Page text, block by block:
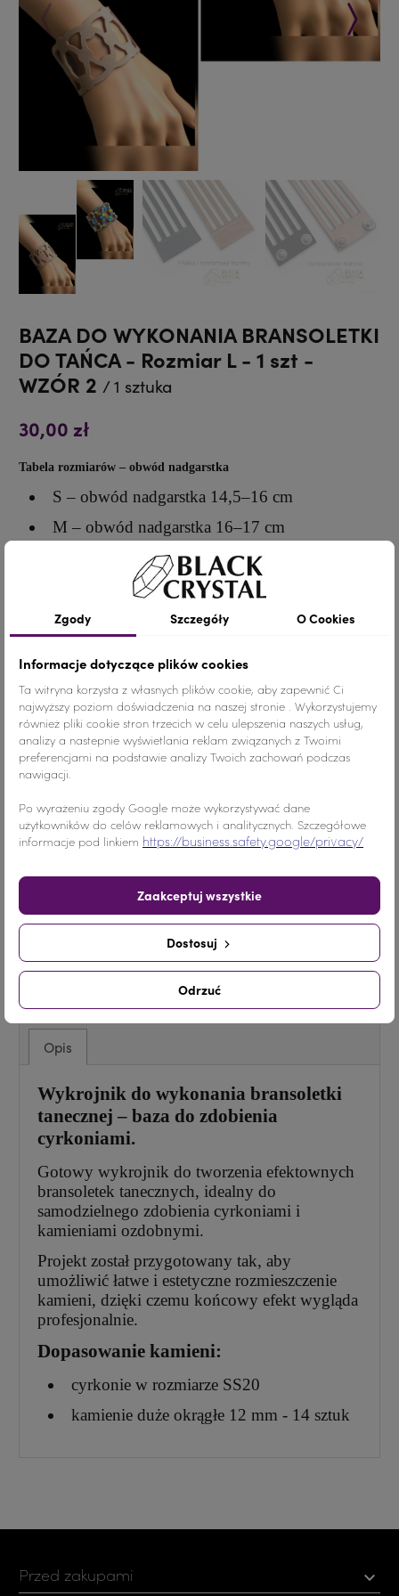
Poprzedni
BAZA DO WYKONANIA BRANSOLETKI
DO TAŃCA - Rozmiar L - 1 szt -
WZÓR 2 / 1 sztuka
30,00 zł
Tabela rozmiarów – obwód nadgarstka
S – obwód nadgarstka 14,5–16 cm
M – obwód nadgarstka 16–17 cm
L – obwód nadgarstka 17–18 cm
Szczegóły produktu
Ilość 1 sztuka
KOLOR MATERIAŁU
Dodaj do koszyka
Udostępnij
UdostępnijTweetujPinterest
Opis
Wykrojnik do wykonania bransoletki
tanecznej – baza do zdobienia
cyrkoniami.
Gotowy wykrojnik do tworzenia efektownych
bransoletek tanecznych, idealny do
samodzielnego zdobienia cyrkoniami i
kamieniami ozdobnymi.
Projekt został przygotowany tak, aby
umożliwić łatwe i estetyczne rozmieszczenie
kamieni, dzięki czemu końcowy efekt wygląda
profesjonalnie.
Dopasowanie kamieni:
cyrkonie w rozmiarze SS20
kamienie duże okrągłe 12 mm - 14 sztuk
Przed zakupami 
Zgody Szczegóły O Cookies
Informacje dotyczące plików cookies
Ta witryna korzysta z własnych plików cookie, aby zapewnić Ci
najwyższy poziom doświadczenia na naszej stronie . Wykorzystujemy
również pliki cookie stron trzecich w celu ulepszenia naszych usług,
analizy a nastepnie wyświetlania reklam związanych z Twoimi
preferencjami na podstawie analizy Twoich zachowań podczas
nawigacji.
Po wyrażeniu zgody Google może wykorzystywać dane
użytkowników do celów reklamowych i analitycznych. Szczegółowe
informacje pod linkiem https://business.safety.google/privacy/
Odrzuć
Dostosuj
Zaakceptuj wszystkie
CIELISTA MIĘKKA I
KOMFORTOWA TKANINA Z
ZAPIĘCIEM NA RZEP